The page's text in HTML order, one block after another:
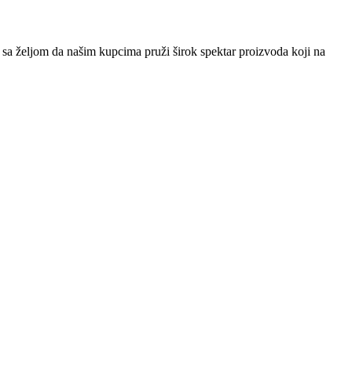
željom da našim kupcima pruži širok spektar proizvoda koji na